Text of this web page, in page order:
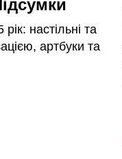
настільні та
артбуки та